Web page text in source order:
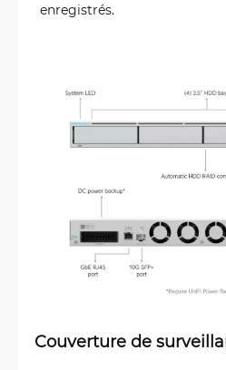
enregistrés.
Couverture de